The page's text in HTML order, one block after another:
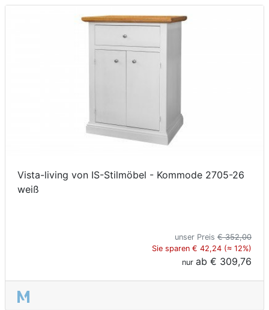
Vista-living von IS-Stilmöbel - Kommode 2705-26
weiß
unser Preis € 352,00
Sie sparen € 42,24 (≈ 12%)
nur ab € 309,76